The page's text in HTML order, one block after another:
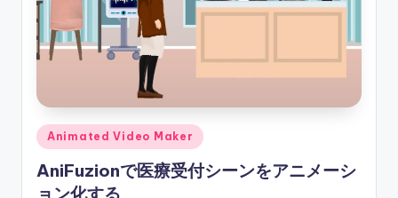
U
p
a
t
e
s
Posted
in
Animated Video Maker
AniFuzionで医療受付シーンをアニメーシ
ョン化する